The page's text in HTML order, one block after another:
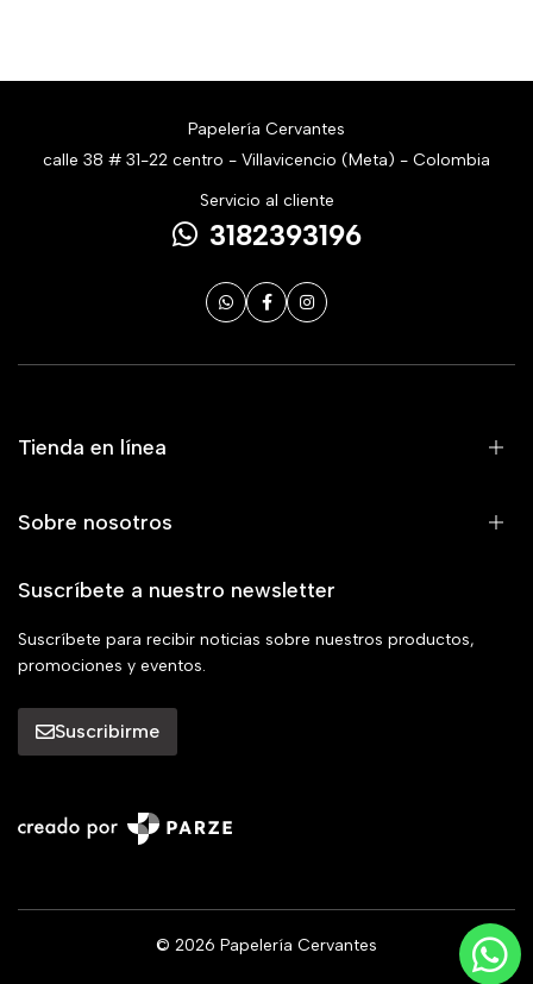
Papelería Cervantes
calle 38 # 31-22 centro - Villavicencio (Meta) - Colombia
Servicio al cliente
3182393196
Tienda en línea
Sobre nosotros
Suscríbete a nuestro newsletter
Suscríbete para recibir noticias sobre nuestros productos,
promociones y eventos.
Suscribirme
© 2026 Papelería Cervantes